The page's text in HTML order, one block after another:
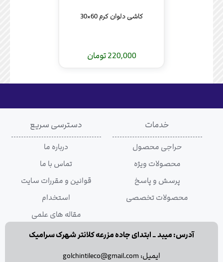
کاشی دلوان کرم 60×30
220,000 تومان
خدمات
حراجی محصول
محصولات ویژه
پرسش و پاسخ
محصولات تخصصی
دسترسی سریع
درباره ما
تماس با ما
قوانین و مقررات سایت
استخدام
مقاله های علمی
آدرس: میبد _ ابتدای جاده مزرعه کلانتر شهرک سرامیک
ایمیل: golchintileco@gmail.com